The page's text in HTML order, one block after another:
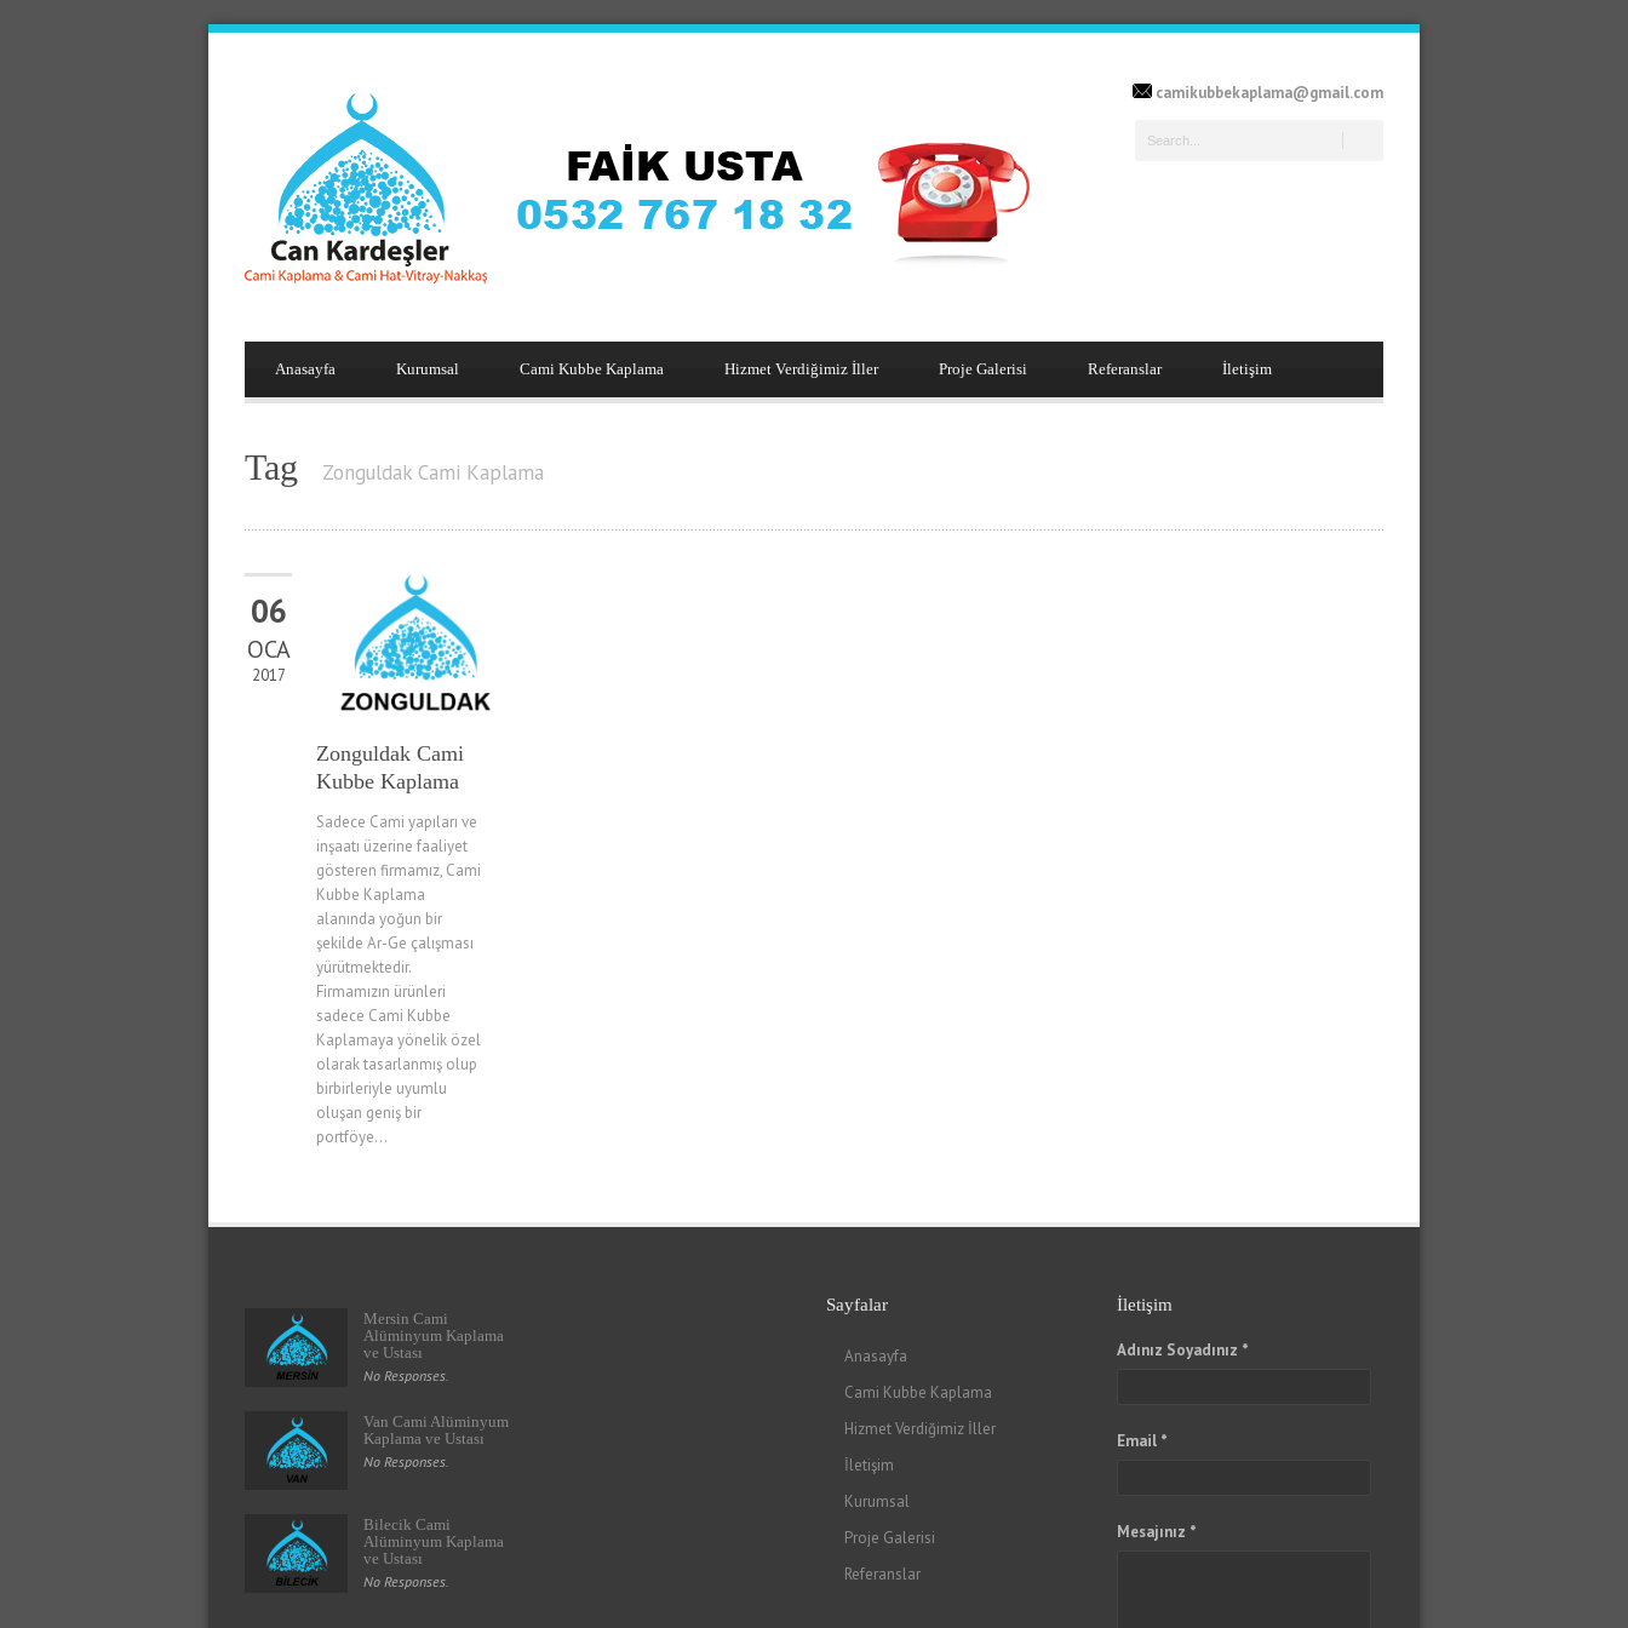
camikubbekaplama@gmail.com
Anasayfa Kurumsal Cami Kubbe Kaplama Hizmet Verdiğimiz İller Proje Galerisi Referanslar İletişim
Tag Zonguldak Cami Kaplama
06
OCA
2017
Zonguldak Cami
Kubbe Kaplama
Sadece Cami yapıları ve
inşaatı üzerine faaliyet
gösteren firmamız, Cami
Kubbe Kaplama
alanında yoğun bir
şekilde Ar-Ge çalışması
yürütmektedir.
Firmamızın ürünleri
sadece Cami Kubbe
Kaplamaya yönelik özel
olarak tasarlanmış olup
birbirleriyle uyumlu
oluşan geniş bir
portföye...
Mersin Cami
Alüminyum Kaplama
ve Ustası
No Responses.
Van Cami Alüminyum
Kaplama ve Ustası
No Responses.
Bilecik Cami
Alüminyum Kaplama
ve Ustası
No Responses.
Sayfalar
Anasayfa
Cami Kubbe Kaplama
Hizmet Verdiğimiz İller
İletişim
Kurumsal
Proje Galerisi
Referanslar
İletişim
Adınız Soyadınız *
Email *
Mesajınız *